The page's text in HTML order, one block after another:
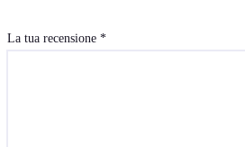
La tua recensione *